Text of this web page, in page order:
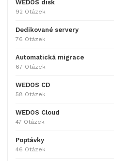
WEDOS disk
92 Otázek
Dedikované servery
76 Otázek
Automatická migrace
67 Otázek
WEDOS CD
58 Otázek
WEDOS Cloud
47 Otázek
Poptávky
46 Otázek